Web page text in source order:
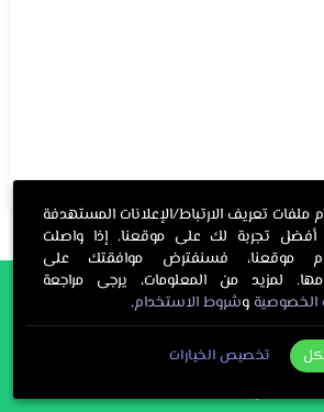
332
سؤال.
328
صوت.
133
تعريف الارتباط/الإعلانات المستهدفة
أفضل تجربة لك على موقعنا. إذا واصلت
موقعنا، فسنفترض موافقتك على
لمزيد من المعلومات، يرجى مراجعة
وشروط الاستخدام.
تخصيص الخيارات